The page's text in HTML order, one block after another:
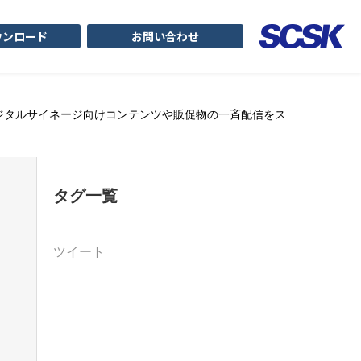
ロード お問い合わせ
ルサイネージ向けコンテンツや販促物の一斉配信をス
タグ一覧
ツイート